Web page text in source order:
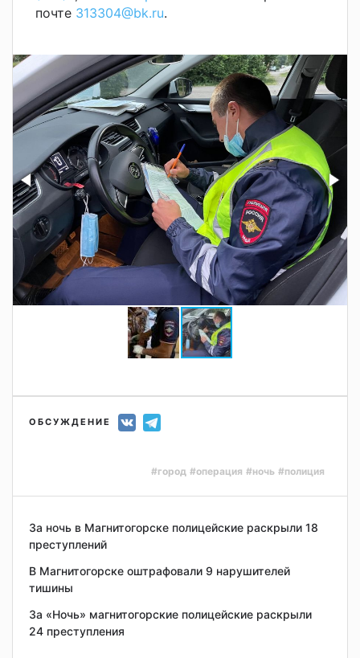
почте 313304@bk.ru.
ОБСУЖДЕНИЕ
#город #операция #ночь #полиция
За ночь в Магнитогорске полицейские раскрыли 18
преступлений
В Магнитогорске оштрафовали 9 нарушителей
тишины
За «Ночь» магнитогорские полицейские раскрыли
24 преступления